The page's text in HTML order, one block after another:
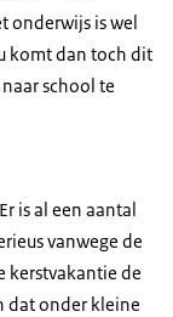
onderwijs is wel
komt dan toch dit
school te
is al een aantal
vanwege de
kerstvakantie de
dat onder kleine